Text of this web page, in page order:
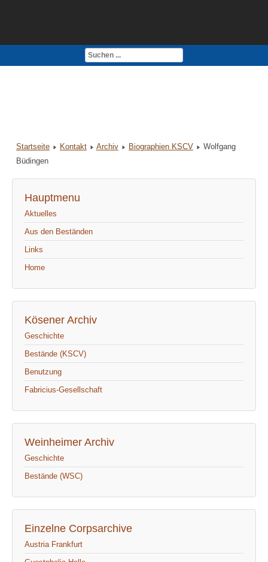
Impressum
Startseite Kontakt Archiv Biographien KSCV
Wolfgang
Büdingen
Hauptmenu
Aktuelles
Aus den Beständen
Links
Home
Kösener Archiv
Geschichte
Bestände (KSCV)
Benutzung
Fabricius-Gesellschaft
Weinheimer Archiv
Geschichte
Bestände (WSC)
Einzelne Corpsarchive
Austria Frankfurt